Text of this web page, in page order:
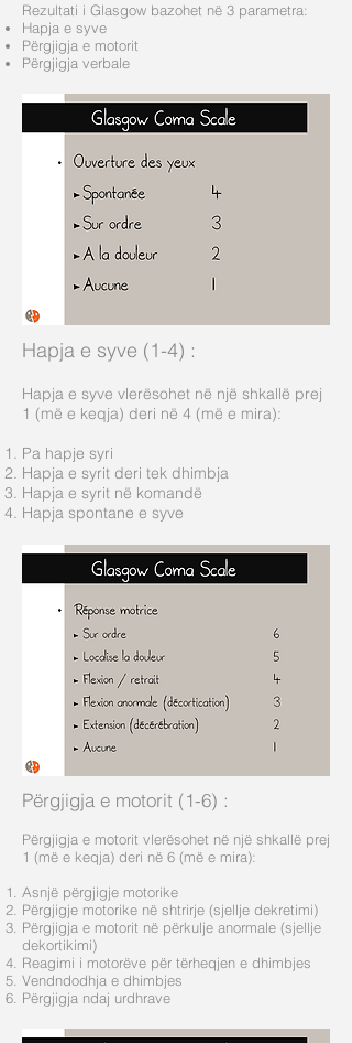
Rezultati i Glasgow bazohet në 3 parametra:
Hapja e syve
Përgjigja e motorit
Përgjigja verbale
Hapja e syve (1-4) :
Hapja e syve vlerësohet në një shkallë prej
1 (më e keqja) deri në 4 (më e mira):
Pa hapje syri
Hapja e syrit deri tek dhimbja
Hapja e syrit në komandë
Hapja spontane e syve
Përgjigja e motorit (1-6) :
Përgjigja e motorit vlerësohet në një shkallë prej
1 (më e keqja) deri në 6 (më e mira):
Asnjë përgjigje motorike
Përgjigje motorike në shtrirje (sjellje dekretimi)
Përgjigja e motorit në përkulje anormale (sjellje
dekortikimi)
Reagimi i motorëve për tërheqjen e dhimbjes
Vendndodhja e dhimbjes
Përgjigja ndaj urdhrave